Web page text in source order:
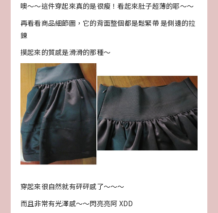
噢～～這件穿起來真的是很瘦！看起來肚子超薄的耶～～
再看看商品細節圖，它的背面整個都是鬆緊帶 是側邊的拉
鍊
摸起來的質感是滑滑的那種～
穿起來很自然就有砰砰感了～～～
而且非常有光澤感～～閃亮亮阿 XDD